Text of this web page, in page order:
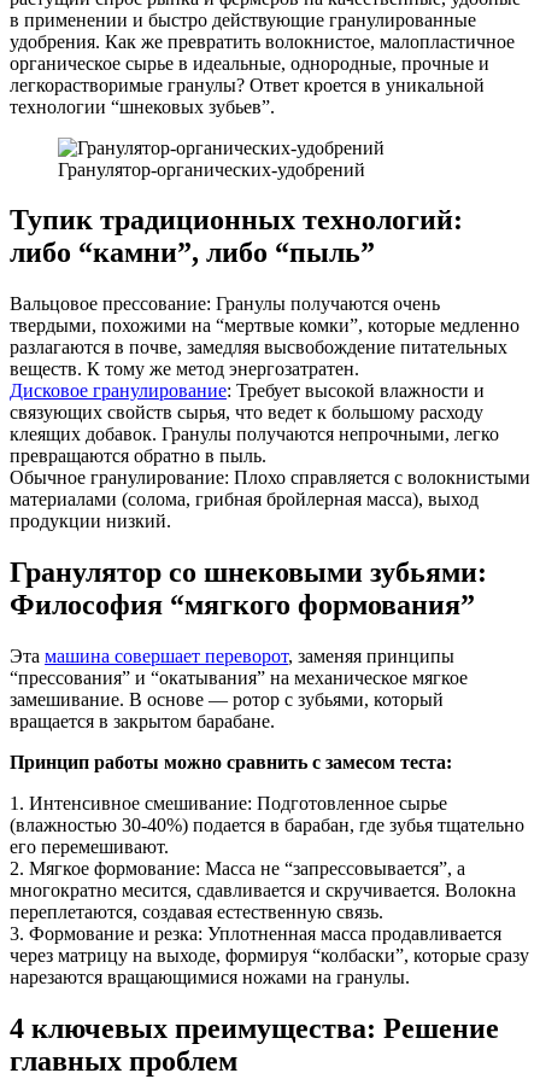
в применении и быстро действующие гранулированные
удобрения. Как же превратить волокнистое, малопластичное
органическое сырье в идеальные, однородные, прочные и
легкорастворимые гранулы? Ответ кроется в уникальной
технологии “шнековых зубьев”.
Гранулятор-органических-удобрений
Тупик традиционных технологий:
либо “камни”, либо “пыль”
Вальцовое прессование: Гранулы получаются очень
твердыми, похожими на “мертвые комки”, которые медленно
разлагаются в почве, замедляя высвобождение питательных
веществ. К тому же метод энергозатратен.
Дисковое гранулирование: Требует высокой влажности и
связующих свойств сырья, что ведет к большому расходу
клеящих добавок. Гранулы получаются непрочными, легко
превращаются обратно в пыль.
Обычное гранулирование: Плохо справляется с волокнистыми
материалами (солома, грибная бройлерная масса), выход
продукции низкий.
Гранулятор со шнековыми зубьями:
Философия “мягкого формования”
Эта машина совершает переворот, заменяя принципы
“прессования” и “окатывания” на механическое мягкое
замешивание. В основе — ротор с зубьями, который
вращается в закрытом барабане.
Принцип работы можно сравнить с замесом теста:
1. Интенсивное смешивание: Подготовленное сырье
(влажностью 30-40%) подается в барабан, где зубья тщательно
его перемешивают.
2. Мягкое формование: Масса не “запрессовывается”, а
многократно месится, сдавливается и скручивается. Волокна
переплетаются, создавая естественную связь.
3. Формование и резка: Уплотненная масса продавливается
через матрицу на выходе, формируя “колбаски”, которые сразу
нарезаются вращающимися ножами на гранулы.
4 ключевых преимущества: Решение
главных проблем